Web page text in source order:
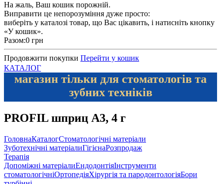
На жаль, Ваш кошик порожній.
Виправити це непорозуміння дуже просто:
виберіть у каталозі товар, що Вас цікавить, і натисніть кнопку
«У кошик».
Разом:0 грн
Продовжити покупки Перейти у кошик
КАТАЛОГ
магазин тільки для стоматологів та
зубних техніків
PROFIL шприц A3, 4 г
ГоловнаКаталогСтоматологічні матеріали
Зуботехнічні матеріалиГігієнаРозпродаж
Терапія
Допоміжні матеріалиЕндодонтіяІнструменти
стоматологічніОртопедіяХірургія та пародонтологіяБори